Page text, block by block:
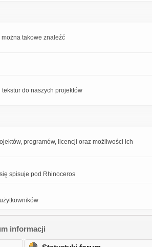
takowe znaleźć
do naszych projektów
programów, licencji oraz możliwości ich
spisuje pod Rhinoceros
informacji